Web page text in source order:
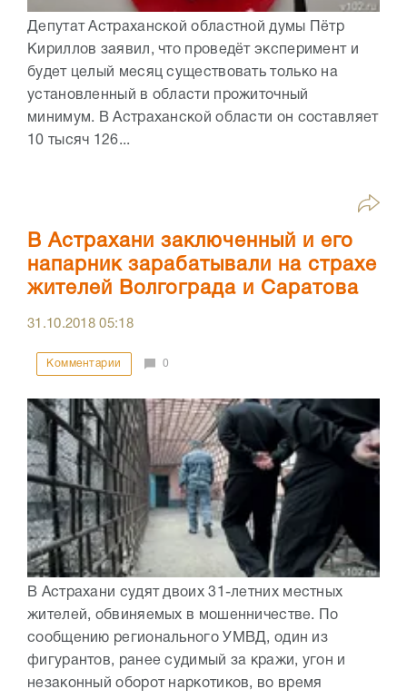
Депутат Астраханской областной думы Пётр
Кириллов заявил, что проведёт эксперимент и
будет целый месяц существовать только на
установленный в области прожиточный
минимум. В Астраханской области он составляет
10 тысяч 126...
В Астрахани заключенный и его
напарник зарабатывали на страхе
жителей Волгограда и Саратова
31.10.201805:18
Комментарии 0
В Астрахани судят двоих 31-летних местных
жителей, обвиняемых в мошенничестве. По
сообщению регионального УМВД, один из
фигурантов, ранее судимый за кражи, угон и
незаконный оборот наркотиков, во время